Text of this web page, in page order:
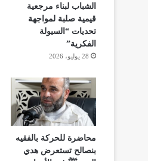
الشباب لبناء مرجعية
قيمية صلبة لمواجهة
تحديات “السيولة
الفكرية”
28 يوليو، 2026
محاضرة للحركة بالفقيه
بنصالح تستعرض هدي